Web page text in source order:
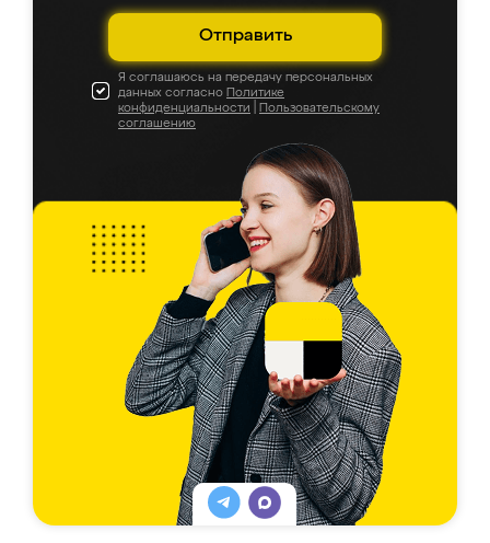
Отправить
Я соглашаюсь на передачу персональных
данных согласно Политике
конфиденциальности
Пользовательскому
соглашению